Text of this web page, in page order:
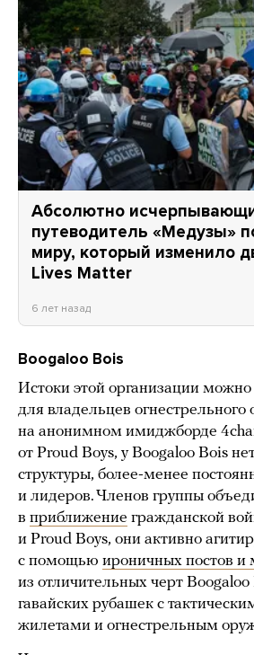
Абсолютно
путеводитель «Медузы»
миру, который изменило
Lives Matter
6 лет назад
Boogaloo Bois
Истоки этой организации
для владельцев огнестрельного
на анонимном имиджборде
от Proud Boys, у Boogaloo Bois
структуры, более-менее
и лидеров. Членов группы
в приближение гражданской
и Proud Boys, они активно
с помощью ироничных постов и
из отличительных черт
гавайских рубашек с
жилетами и огнестрельным